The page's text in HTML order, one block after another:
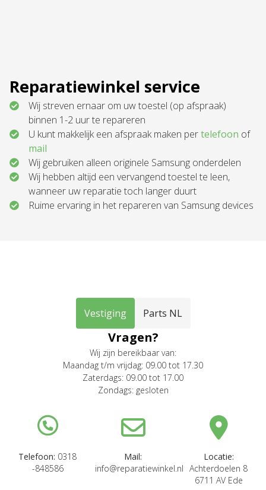
Reparatiewinkel service
Wij streven ernaar om uw toestel (op afspraak)
binnen 1-2 uur te repareren
U kunt makkelijk een afspraak maken pertelefoon of
mail
Wij gebruiken alleen originele Samsung onderdelen
Wij hebben altijd een vervangend toestel te leen,
wanneer uw reparatie toch langer duurt
Ruime ervaring in het repareren van Samsung devices
Vestiging Parts NL
Vragen?
Wij zijn bereikbaar van:
Maandag t/m vrijdag: 09.00 tot 17.30
Zaterdags: 09.00 tot 17.00
Zondags: gesloten
Telefoon: 0318
-848586
Mail:
info@reparatiewinkel.nl
Locatie:
Achterdoelen 8
6711 AV Ede